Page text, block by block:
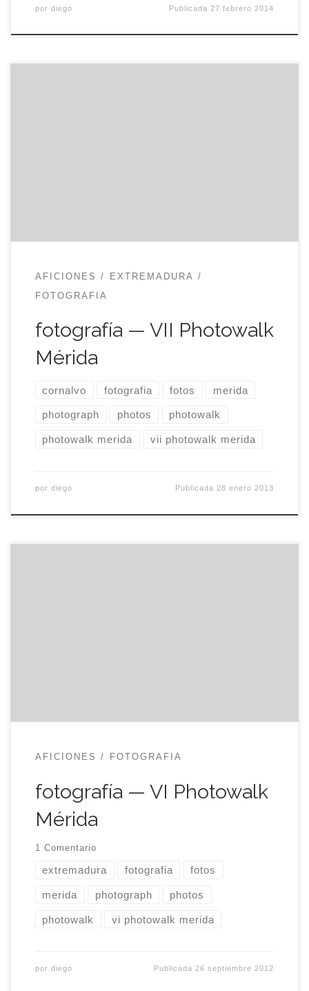
por diego Publicada 27 febrero 2014
AFICIONES
EXTREMADURA
FOTOGRAFIA
fotografía — VII Photowalk
Mérida
cornalvo fotografia fotos merida
photograph photos photowalk
photowalk merida vii photowalk merida
por diego Publicada 28 enero 2013
AFICIONES FOTOGRAFIA
fotografía — VI Photowalk
Mérida
1 Comentario
extremadura fotografia fotos
merida photograph photos
photowalk vi photowalk merida
por diego Publicada 26 septiembre 2012